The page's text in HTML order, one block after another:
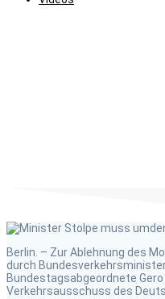
Berlin. – Zur Ablehnung des
durch
Bundestagsabgeordnete
Verkehrsausschuss des